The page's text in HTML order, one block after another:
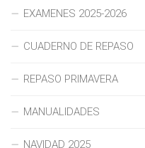
EXAMENES 2025-2026
CUADERNO DE REPASO
REPASO PRIMAVERA
MANUALIDADES
NAVIDAD 2025